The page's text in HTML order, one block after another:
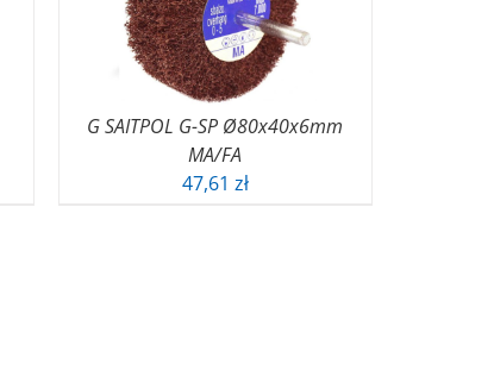
G SAITPOL G-SP Ø80x40x6mm
MA/FA
47,61 zł